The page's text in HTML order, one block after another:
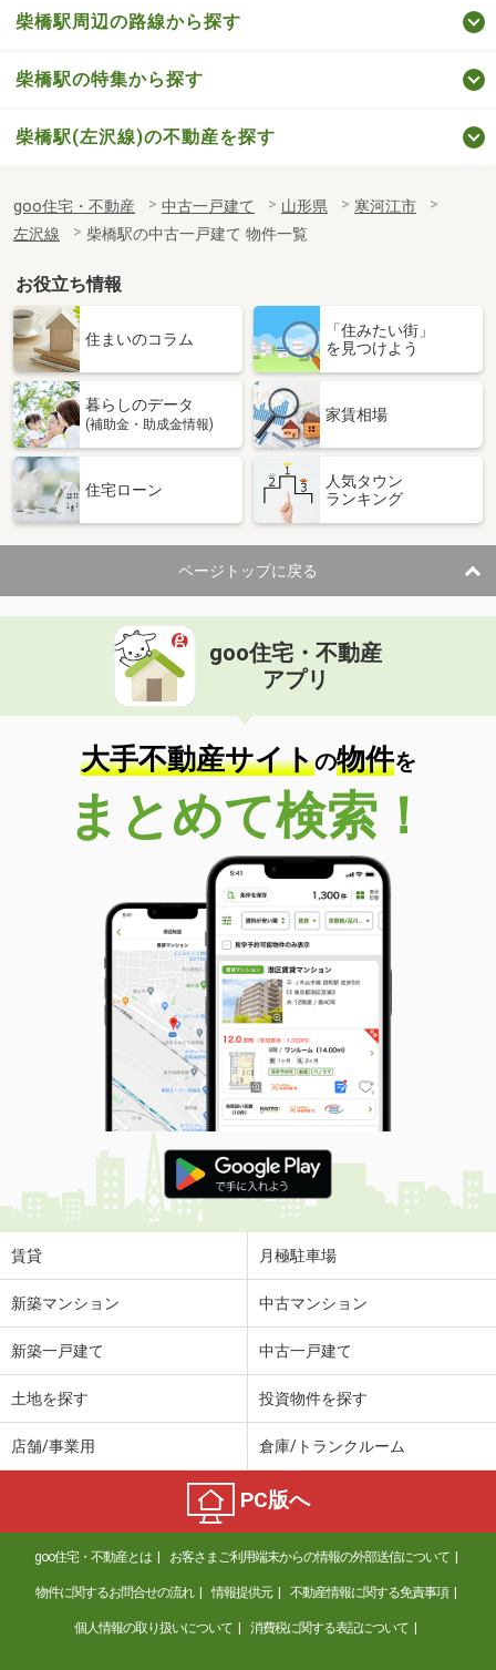
柴橋駅周辺の路線から探す
柴橋駅の特集から探す
柴橋駅(左沢線)の不動産を探す
goo住宅・不動産 中古一戸建て 山形県
寒河江市
左沢線
柴橋駅の中古一戸建て 物件一覧
お役立ち情報
住まいのコラム
「住みたい街」
を見つけよう
暮らしのデータ
(補助金・助成金情報)
家賃相場
住宅ローン
人気タウン
ランキング
ページトップに戻る
goo住宅・不動産
アプリ
大手不動産サイトの物件を
まとめて検索！
賃貸 月極駐車場
新築マンション 中古マンション
新築一戸建て 中古一戸建て
土地を探す 投資物件を探す
店舗/事業用 倉庫/トランクルーム
PC版へ
goo住宅・不動産とは お客さまご利用端末からの情報の外部送信について
物件に関するお問合せの流れ 情報提供元 不動産情報に関する免責事項
個人情報の取り扱いについて 消費税に関する表記について